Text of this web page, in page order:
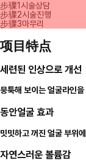
步骤1 시술상담
步骤2시술진행
步骤3마무리
项目特点
세련된 인상으로 개선
뭉툭해 보이는 얼굴라인
동안얼굴 효과
밋밋하고 꺼진 얼굴 부위
자연스러운 볼륨감